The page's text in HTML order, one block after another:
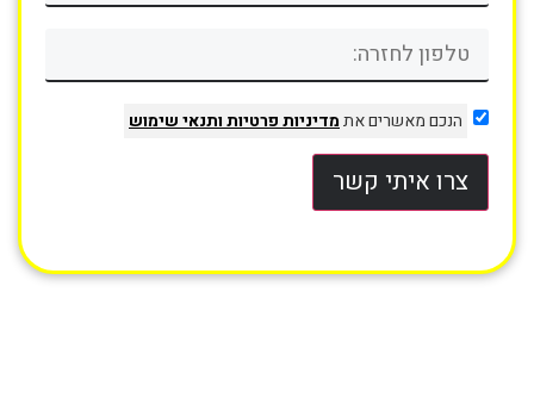
הנכם מאשרים אתמדיניות פרטיותותנאי שימוש
צרו איתי קשר